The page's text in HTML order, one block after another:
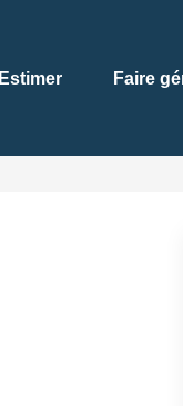
Estimer Faire